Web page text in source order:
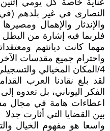
عناية خاصة كل يومي
النصارى في غير بلدهم (في
والإندثار والإهمال
فلربما فيه إشارة من البطل
مهما كانت ديانتهم
واحترام جميع مقدسات
4/المكان المخيالي والتسجيلي في الرواية:
لقد بلغ نقادنا العرب
الفكر اليوناني، بل تعدوه إلى
اعطاءات هامة في مجال
بين القضايا التي أثارت جدلا
واسعا هو مفهوم الخيال